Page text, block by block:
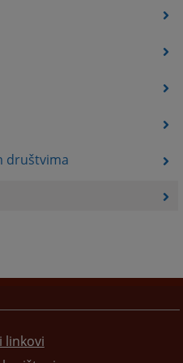
društvima
linkovi